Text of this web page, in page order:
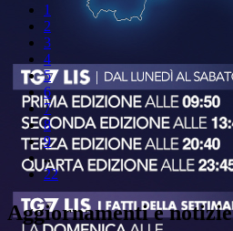
1
2
3
4
5
6
7
8
9
..
22
Aggiornamenti e notizie